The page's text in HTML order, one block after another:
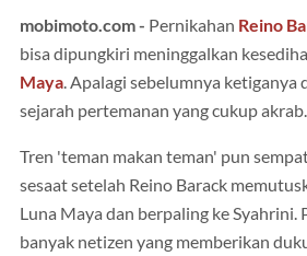
mobimoto.com - Pernikahan Reino
bisa dipungkiri meninggalkan
Maya. Apalagi sebelumnya
sejarah pertemanan yang cukup akrab.
Tren 'teman makan teman' pun
sesaat setelah Reino Barack
Luna Maya dan berpaling ke Syahrini.
banyak netizen yang memberikan